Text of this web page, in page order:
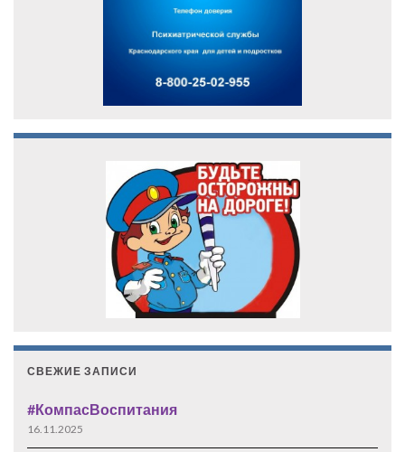
СВЕЖИЕ ЗАПИСИ
#КомпасВоспитания
16.11.2025